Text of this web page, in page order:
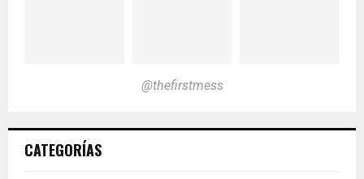
@thefirstmess
CATEGORÍAS